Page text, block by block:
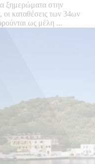
ξημερώματα στην
καταθέσεις των 34ων
ως μέλη ...